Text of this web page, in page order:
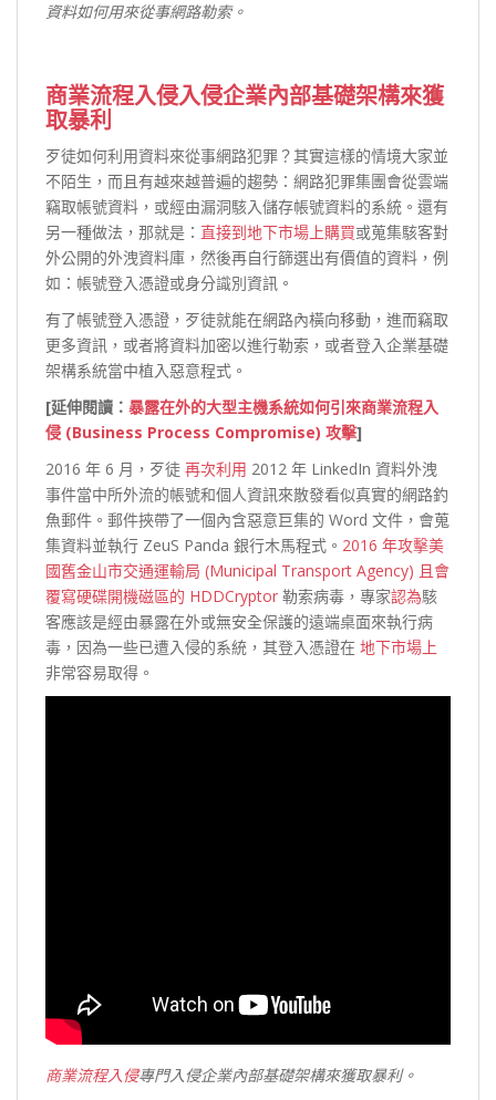
資料如何用來從事網路勒索。
商業流程入侵入侵企業內部基礎架構來獲
取暴利
歹徒如何利用資料來從事網路犯罪？其實這樣的情境大家並
不陌生，而且有越來越普遍的趨勢：網路犯罪集團會從雲端
竊取帳號資料，或經由漏洞駭入儲存帳號資料的系統。還有
另一種做法，那就是： 直接到地下市場上購買或蒐集駭客對
外公開的外洩資料庫，然後再自行篩選出有價值的資料，例
如：帳號登入憑證或身分識別資訊。
有了帳號登入憑證，歹徒就能在網路內橫向移動，進而竊取
更多資訊，或者將資料加密以進行勒索，或者登入企業基礎
架構系統當中植入惡意程式。
[延伸閱讀： 暴露在外的大型主機系統如何引來商業流程入
侵 (Business Process Compromise) 攻擊]
2016 年 6 月，歹徒 再次利用 2012 年 LinkedIn 資料外洩
事件當中所外流的帳號和個人資訊來散發看似真實的網路釣
魚郵件。郵件挾帶了一個內含惡意巨集的 Word 文件，會蒐
集資料並執行 ZeuS Panda 銀行木馬程式。 2016 年攻擊美
國舊金山市交通運輸局 (Municipal Transport Agency) 且會
覆寫硬碟開機磁區的 HDDCryptor 勒索病毒，專家認為駭
客應該是經由暴露在外或無安全保護的遠端桌面來執行病
毒，因為一些已遭入侵的系統，其登入憑證在 地下市場上
非常容易取得。
商業流程入侵專門入侵企業內部基礎架構來獲取暴利。